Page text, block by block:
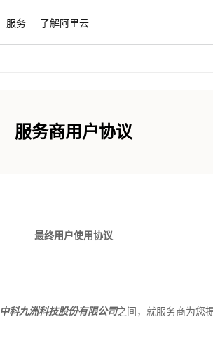
服务 了解阿里云
服务商用户协议
最终用户使用协议
中科九洲科技股份有限公司之间，就服务商为您